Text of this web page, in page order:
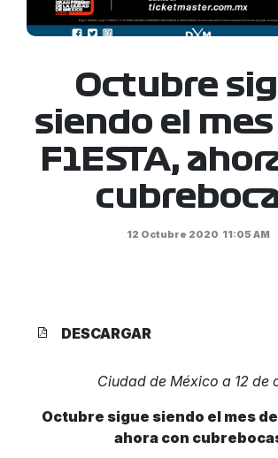
Octubre
siendo el mes
F1ESTA,
12 Octubre 2020 11:05 AM
DESCARGAR
Ciudad de México a 12 de
Octubre sigue siendo el mes de
ahora con